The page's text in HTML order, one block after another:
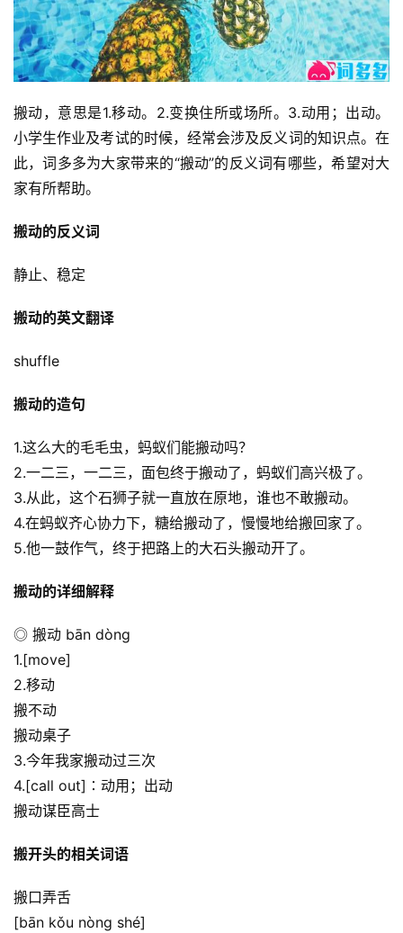
搬动，意思是1.移动。2.变换住所或场所。3.动用；出动。
小学生作业及考试的时候，经常会涉及反义词的知识点。在
此，词多多为大家带来的“搬动”的反义词有哪些，希望对大
家有所帮助。
搬动的反义词
静止、稳定
搬动的英文翻译
shuffle
搬动的造句
1.这么大的毛毛虫，蚂蚁们能搬动吗？
2.一二三，一二三，面包终于搬动了，蚂蚁们高兴极了。
3.从此，这个石狮子就一直放在原地，谁也不敢搬动。
4.在蚂蚁齐心协力下，糖给搬动了，慢慢地给搬回家了。
5.他一鼓作气，终于把路上的大石头搬动开了。
搬动的详细解释
◎ 搬动 bān dòng
1.[move]
2.移动
搬不动
搬动桌子
3.今年我家搬动过三次
4.[call out]∶动用；出动
搬动谋臣高士
搬开头的相关词语
搬口弄舌
[bān kǒu nòng shé]